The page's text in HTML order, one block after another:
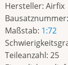
Hersteller: Airfix
Bausatznummer:
Maßstab: 1:72
Teileanzahl: 25